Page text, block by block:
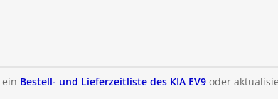
Bestell- und Lieferzeitliste des KIA EV9 oder